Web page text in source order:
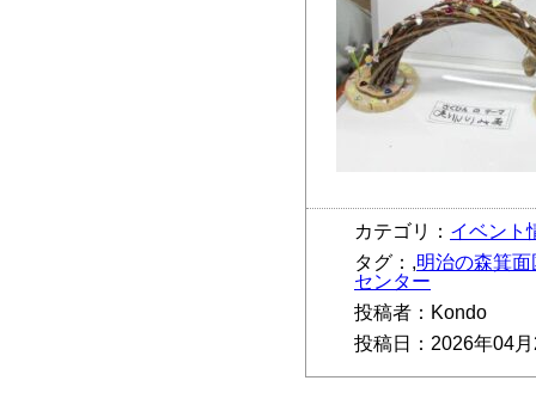
カテゴリ： イベント
タグ：,明治の森箕
センター
投稿者：Kondo
投稿日：2026年04